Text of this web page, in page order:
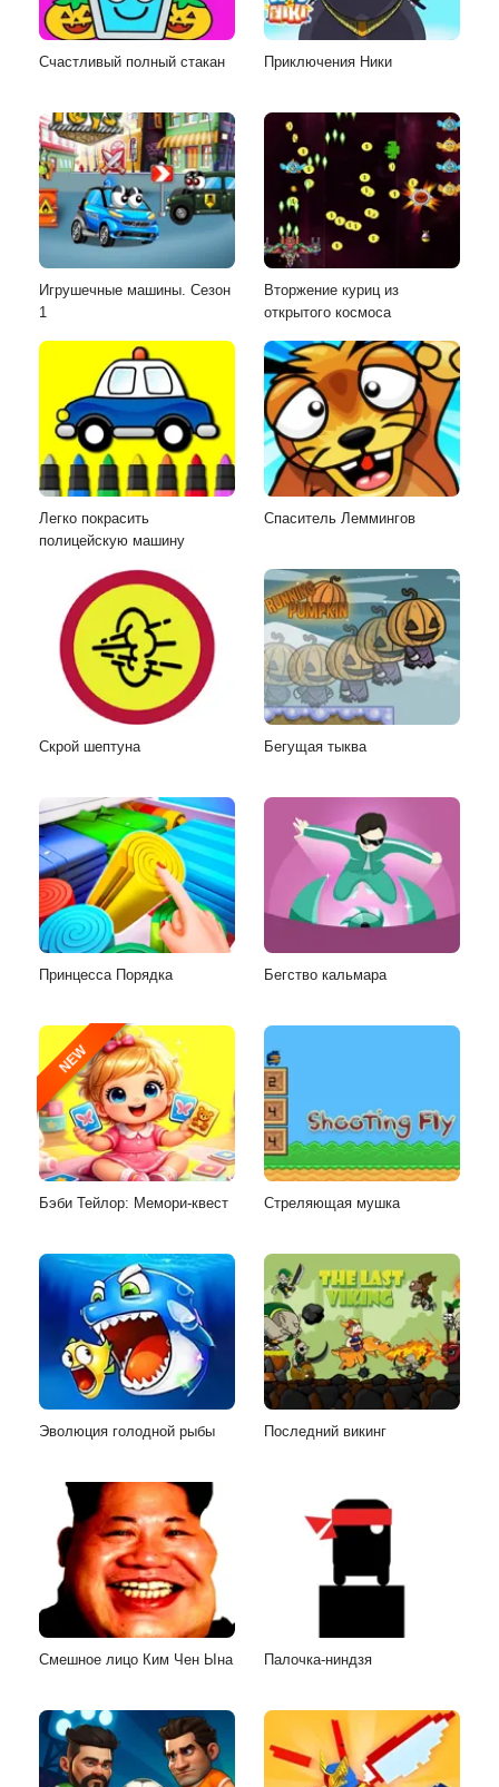
Счастливый полный стакан Приключения Ники
Игрушечные машины. Сезон
1
Вторжение куриц из
открытого космоса
Легко покрасить
полицейскую машину
Спаситель Леммингов
Скрой шептуна Бегущая тыква
Принцесса Порядка Бегство кальмара
NEW
Бэби Тейлор: Мемори-квест Стреляющая мушка
Эволюция голодной рыбы Последний викинг
Смешное лицо Ким Чен Ына Палочка-ниндзя